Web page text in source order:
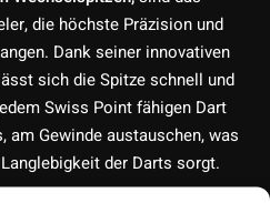
die höchste Präzision und
Dank seiner innovativen
sich die Spitze schnell und
Swiss Point fähigen Dart
Gewinde austauschen, was
der Darts sorgt.